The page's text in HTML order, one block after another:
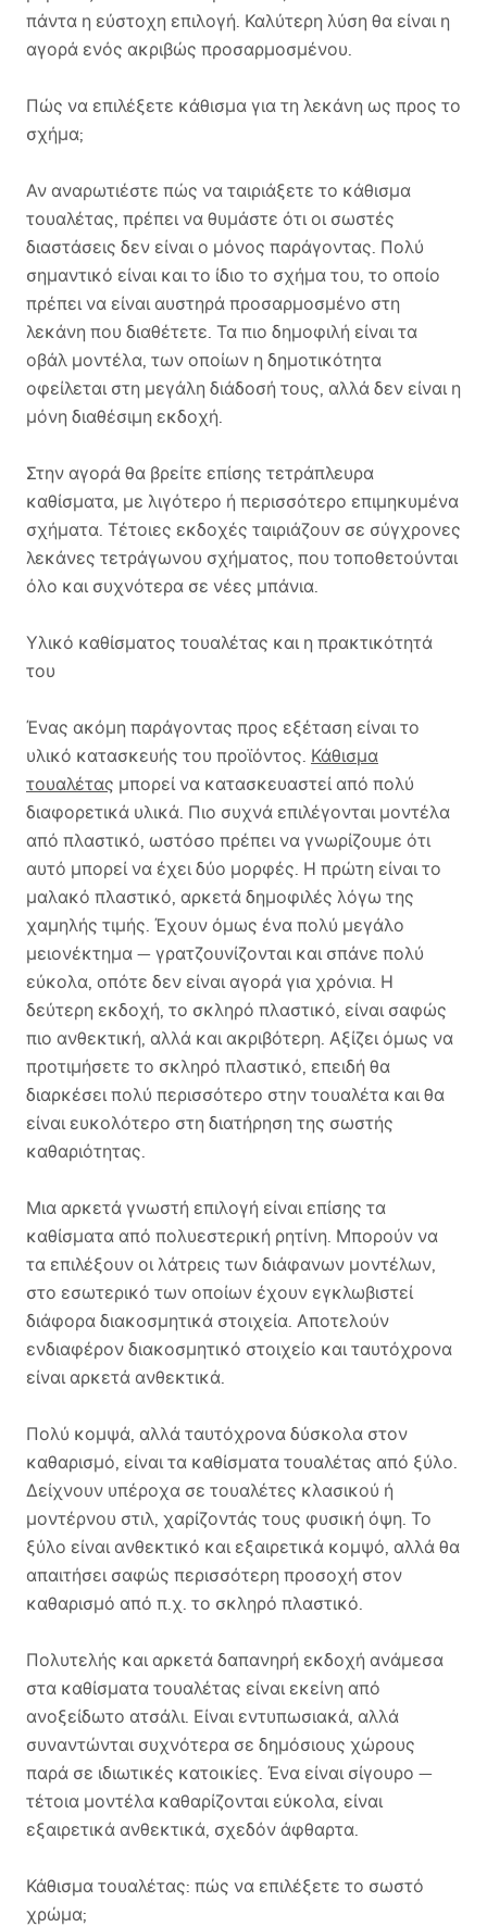
πάντα η εύστοχη επιλογή. Καλύτερη λύση θα είναι η
αγορά ενός ακριβώς προσαρμοσμένου.
Πώς να επιλέξετε κάθισμα για τη λεκάνη ως προς το
σχήμα;
Αν αναρωτιέστε πώς να ταιριάξετε το κάθισμα
τουαλέτας, πρέπει να θυμάστε ότι οι σωστές
διαστάσεις δεν είναι ο μόνος παράγοντας. Πολύ
σημαντικό είναι και το ίδιο το σχήμα του, το οποίο
πρέπει να είναι αυστηρά προσαρμοσμένο στη
λεκάνη που διαθέτετε. Τα πιο δημοφιλή είναι τα
οβάλ μοντέλα, των οποίων η δημοτικότητα
οφείλεται στη μεγάλη διάδοσή τους, αλλά δεν είναι η
μόνη διαθέσιμη εκδοχή.
Στην αγορά θα βρείτε επίσης τετράπλευρα
καθίσματα, με λιγότερο ή περισσότερο επιμηκυμένα
σχήματα. Τέτοιες εκδοχές ταιριάζουν σε σύγχρονες
λεκάνες τετράγωνου σχήματος, που τοποθετούνται
όλο και συχνότερα σε νέες μπάνια.
Υλικό καθίσματος τουαλέτας και η πρακτικότητά
του
Ένας ακόμη παράγοντας προς εξέταση είναι το
υλικό κατασκευής του προϊόντος. Κάθισμα
τουαλέτας μπορεί να κατασκευαστεί από πολύ
διαφορετικά υλικά. Πιο συχνά επιλέγονται μοντέλα
από πλαστικό, ωστόσο πρέπει να γνωρίζουμε ότι
αυτό μπορεί να έχει δύο μορφές. Η πρώτη είναι το
μαλακό πλαστικό, αρκετά δημοφιλές λόγω της
χαμηλής τιμής. Έχουν όμως ένα πολύ μεγάλο
μειονέκτημα — γρατζουνίζονται και σπάνε πολύ
εύκολα, οπότε δεν είναι αγορά για χρόνια. Η
δεύτερη εκδοχή, το σκληρό πλαστικό, είναι σαφώς
πιο ανθεκτική, αλλά και ακριβότερη. Αξίζει όμως να
προτιμήσετε το σκληρό πλαστικό, επειδή θα
διαρκέσει πολύ περισσότερο στην τουαλέτα και θα
είναι ευκολότερο στη διατήρηση της σωστής
καθαριότητας.
Μια αρκετά γνωστή επιλογή είναι επίσης τα
καθίσματα από πολυεστερική ρητίνη. Μπορούν να
τα επιλέξουν οι λάτρεις των διάφανων μοντέλων,
στο εσωτερικό των οποίων έχουν εγκλωβιστεί
διάφορα διακοσμητικά στοιχεία. Αποτελούν
ενδιαφέρον διακοσμητικό στοιχείο και ταυτόχρονα
είναι αρκετά ανθεκτικά.
Πολύ κομψά, αλλά ταυτόχρονα δύσκολα στον
καθαρισμό, είναι τα καθίσματα τουαλέτας από ξύλο.
Δείχνουν υπέροχα σε τουαλέτες κλασικού ή
μοντέρνου στιλ, χαρίζοντάς τους φυσική όψη. Το
ξύλο είναι ανθεκτικό και εξαιρετικά κομψό, αλλά θα
απαιτήσει σαφώς περισσότερη προσοχή στον
καθαρισμό από π.χ. το σκληρό πλαστικό.
Πολυτελής και αρκετά δαπανηρή εκδοχή ανάμεσα
στα καθίσματα τουαλέτας είναι εκείνη από
ανοξείδωτο ατσάλι. Είναι εντυπωσιακά, αλλά
συναντώνται συχνότερα σε δημόσιους χώρους
παρά σε ιδιωτικές κατοικίες. Ένα είναι σίγουρο —
τέτοια μοντέλα καθαρίζονται εύκολα, είναι
εξαιρετικά ανθεκτικά, σχεδόν άφθαρτα.
Κάθισμα τουαλέτας: πώς να επιλέξετε το σωστό
χρώμα;